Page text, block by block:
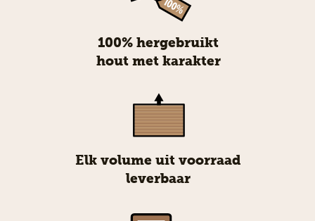
100% hergebruikt
hout met karakter
Elk volume uit voorraad
leverbaar